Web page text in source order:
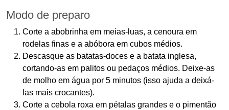
Modo de preparo
Corte a abobrinha em meias-luas, a cenoura em
rodelas finas e a abóbora em cubos médios.
Descasque as batatas-doces e a batata inglesa,
cortando-as em palitos ou pedaços médios. Deixe-as
de molho em água por 5 minutos (isso ajuda a deixá-
las mais crocantes).
Corte a cebola roxa em pétalas grandes e o pimentão